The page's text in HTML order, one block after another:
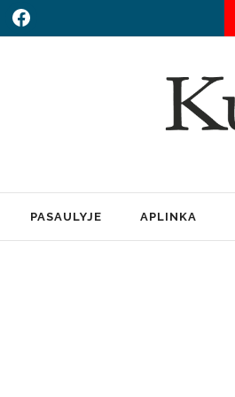
PASAULYJE APLINKA